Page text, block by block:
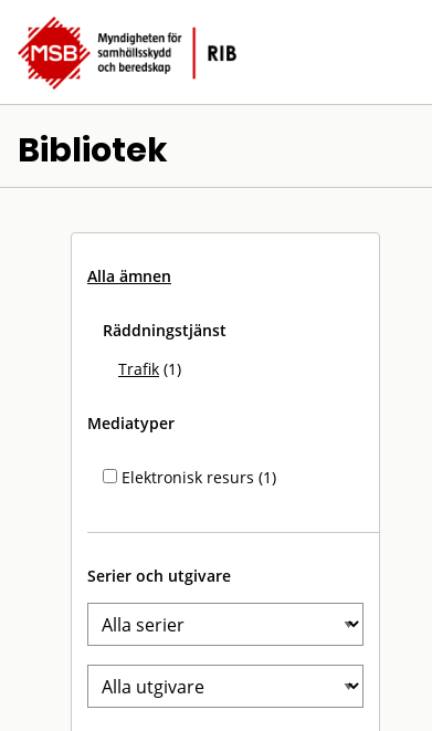
Bibliotek
Alla ämnen
Räddningstjänst
Trafik (1)
Mediatyper
Elektronisk resurs (1)
Serier och utgivare